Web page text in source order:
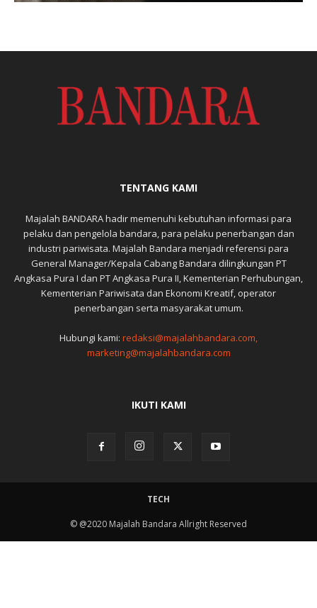
TENTANG KAMI
Majalah BANDARA hadir memenuhi kebutuhan informasi para
pelaku dan pengelola bandara, para pelaku penerbangan dan
industri pariwisata. Majalah Bandara menjadi referensi para
General Manager/Kepala Cabang Bandara dilingkungan PT
Angkasa Pura I dan PT Angkasa Pura II, Kementerian Perhubungan,
Kementerian Pariwisata dan Ekonomi Kreatif, operator
penerbangan serta masyarakat umum.
Hubungi kami: redaksi@majalahbandara.com,
marketing@majalahbandara.com
IKUTI KAMI
TECH
© @2020 Majalah Bandara Allright Reserved